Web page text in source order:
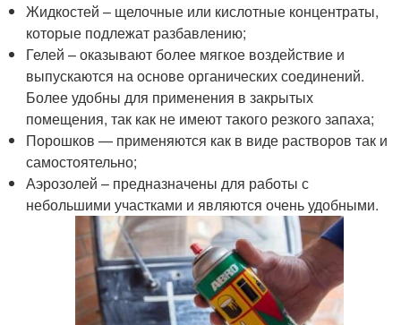
Жидкостей – щелочные или кислотные концентраты,
которые подлежат разбавлению;
Гелей – оказывают более мягкое воздействие и
выпускаются на основе органических соединений.
Более удобны для применения в закрытых
помещения, так как не имеют такого резкого запаха;
Порошков — применяются как в виде растворов так и
самостоятельно;
Аэрозолей – предназначены для работы с
небольшими участками и являются очень удобными.